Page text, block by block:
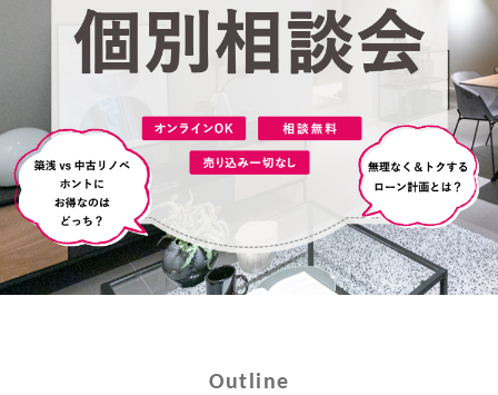
Outline